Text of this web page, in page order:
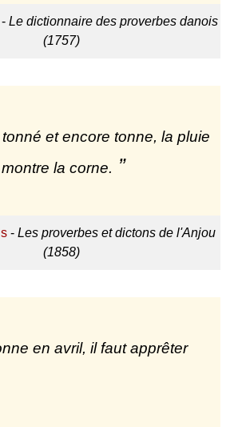
-Le dictionnaire des proverbes danois
(1757)
et encore tonne, la pluie
la corne.
-Les proverbes et dictons de l'Anjou
(1858)
en avril, il faut apprêter